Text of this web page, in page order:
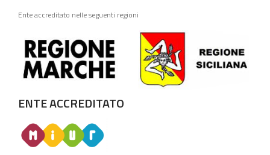
Ente accreditato nelle seguenti regioni
ENTE ACCREDITATO